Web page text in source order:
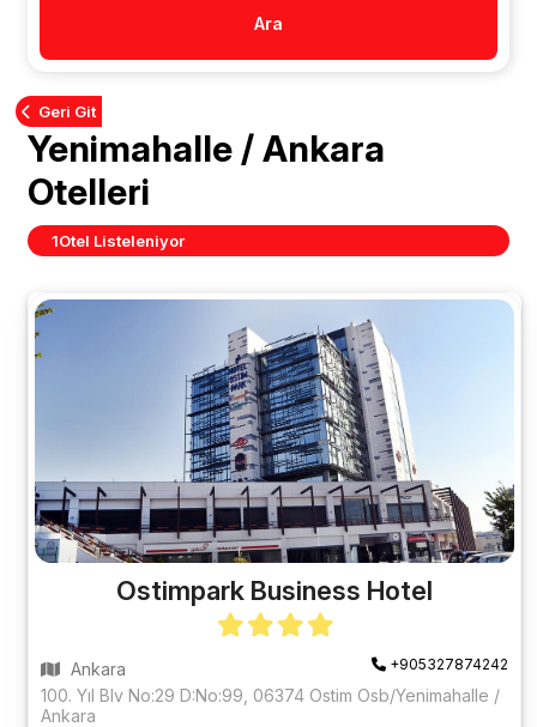
Ara
Geri Git
Yenimahalle / Ankara
Otelleri
1Otel Listeleniyor
Ostimpark Business Hotel
Ankara +905327874242
100. Yıl Blv No:29 D:No:99, 06374 Ostim Osb/Yenimahalle /
Ankara